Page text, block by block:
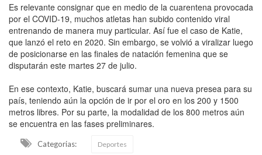
Es relevante consignar que en medio de la cuarentena provocada
por el COVID-19, muchos atletas han subido contenido viral
entrenando de manera muy particular. Así fue el caso de Katie,
que lanzó el reto en 2020. Sin embargo, se volvió a viralizar luego
de posicionarse en las finales de natación femenina que se
disputarán este martes 27 de julio.
En ese contexto, Katie, buscará sumar una nueva presea para su
país, teniendo aún la opción de ir por el oro en los 200 y 1500
metros libres. Por su parte, la modalidad de los 800 metros aún
se encuentra en las fases preliminares.
Categorias: Deportes